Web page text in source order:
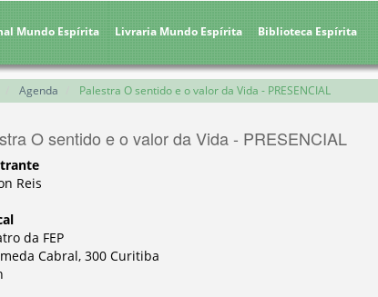
Mundo Espírita Livraria Mundo Espírita Biblioteca Espírita
Agenda Palestra O sentido e o valor da Vida - PRESENCIAL
O sentido e o valor da Vida - PRESENCIAL
Reis
da FEP
Cabral, 300 Curitiba